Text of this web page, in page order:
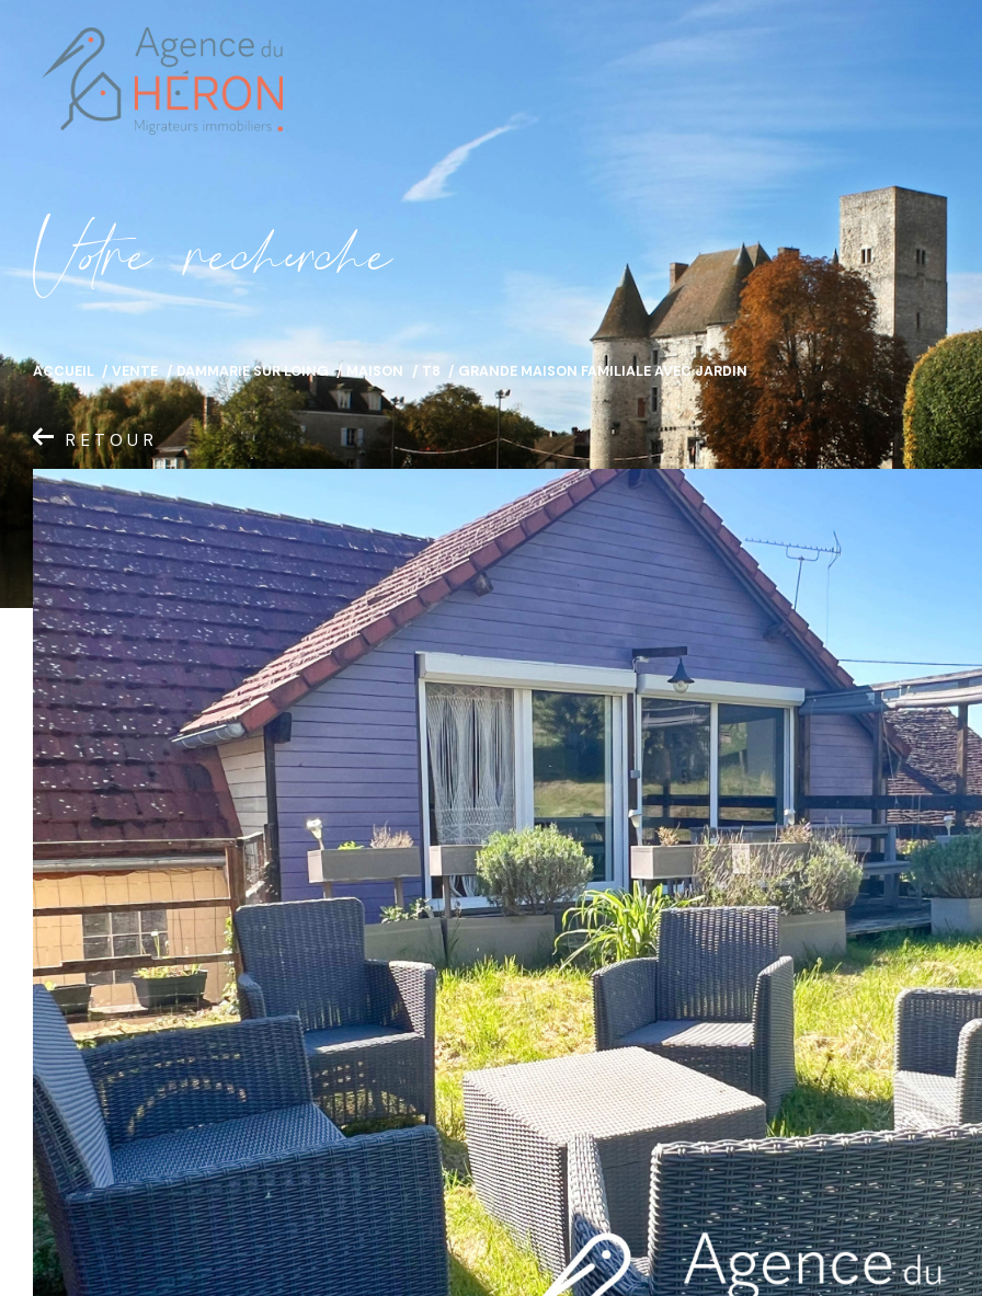
Vore recece
ACCUEIL VENTE DAMMARIE SUR LOING MAISON T8 GRANDE MAISON FAMILIALE AVEC JARDIN
RETOUR